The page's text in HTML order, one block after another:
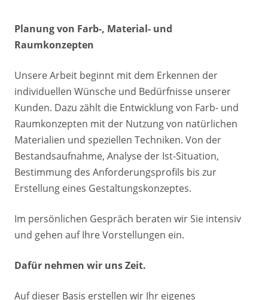
Planung von Farb-, Material- und
Raumkonzepten
Unsere Arbeit beginnt mit dem Erkennen der
individuellen Wünsche und Bedürfnisse unserer
Kunden. Dazu zählt die Entwicklung von Farb- und
Raumkonzepten mit der Nutzung von natürlichen
Materialien und speziellen Techniken. Von der
Bestandsaufnahme, Analyse der Ist-Situation,
Bestimmung des Anforderungsprofils bis zur
Erstellung eines Gestaltungskonzeptes.
Im persönlichen Gespräch beraten wir Sie intensiv
und gehen auf Ihre Vorstellungen ein.
Dafür nehmen wir uns Zeit.
Auf dieser Basis erstellen wir Ihr eigenes